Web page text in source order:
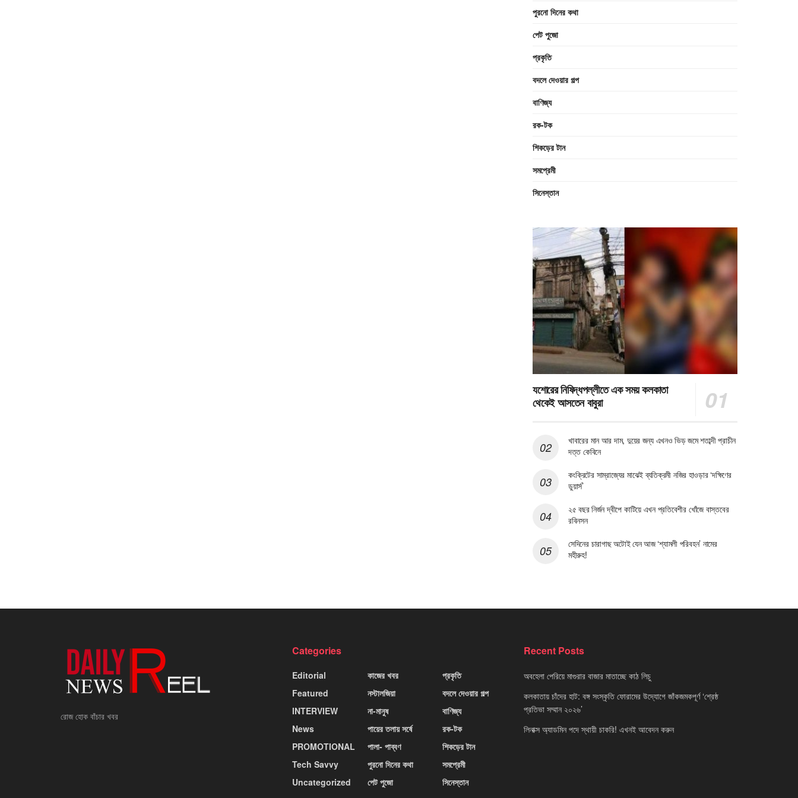
পুরনো দিনের কথা
পেট পুজো
প্রকৃতি
বদলে দেওয়ার গল্প
বাণিজ্য
রক-টক
শিকড়ের টান
সমপ্রেমী
সিনেস্তান
যশোরের নিষিদ্ধপল্লীতে এক সময় কলকাতা
থেকেই আসতেন বাবুরা
খাবারের মান আর দাম, দুয়ের জন্য এখনও ভিড় জমে শতাব্দী প্রাচীন
দত্ত কেবিনে
কংক্রিটের সাম্রাজ্যের মাঝেই ব্যতিক্রমী নজির হাওড়ার ‘দক্ষিণের
ডুয়ার্স’
২৫ বছর নির্জন দ্বীপে কাটিয়ে এখন প্রতিবেশীর খোঁজে বাস্তবের
রবিনসন
সেদিনের চারাগাছ অটোই যেন আজ ‘শ্যামলী পরিবহন’ নামের
মহীরুহ!
রোজ হোক বাঁচার খবর
Categories
Editorial
Featured
INTERVIEW
News
PROMOTIONAL
Tech Savvy
Uncategorized
কাজের খবর
নস্টালজিয়া
না-মানুষ
পায়ের তলায় সর্ষে
পালা- পাব্বণ
পুরনো দিনের কথা
পেট পুজো
প্রকৃতি
বদলে দেওয়ার গল্প
বাণিজ্য
রক-টক
শিকড়ের টান
সমপ্রেমী
সিনেস্তান
Recent Posts
অবহেলা পেরিয়ে মাগুরার বাজার মাতাচ্ছে কাঠ লিচু
কলকাতায় চাঁদের হাট: বঙ্গ সংস্কৃতি ফোরামের উদ্যোগে জাঁকজমকপূর্ণ ‘শ্রেষ্ঠ
প্রতিভা সম্মান ২০২৬’
লিনাক্স অ্যাডমিন পদে স্থায়ী চাকরি! এখনই আবেদন করুন